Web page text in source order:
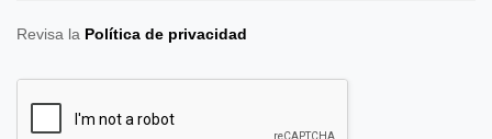
Revisa la Política de privacidad